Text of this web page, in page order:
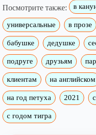
Посмотрите также: в
универсальные в прозе
бабушке дедушке
подруге друзьям
клиентам на английском
на год петуха 2021
с годом тигра